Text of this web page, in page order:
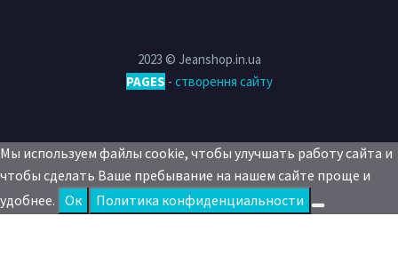
2023 © Jeanshop.in.ua
PAGES - створення сайту
Мы используем файлы cookie, чтобы улучшать работу сайта и
чтобы сделать Ваше пребывание на нашем сайте проще и
удобнее. Oк Политика конфиденциальности